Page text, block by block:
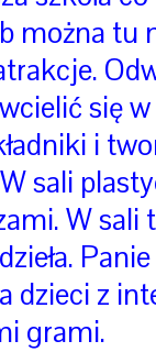
można tu
się
i
sali
W sali
dzieci z
grami.